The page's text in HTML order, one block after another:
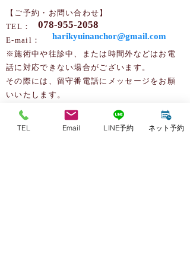
【ご予約・お問い合わせ】
TEL：
​​E-mail：
※施術中や往診中、または時間外などはお電
話に対応できない場合がございます。
その際には、留守番電話にメッセージをお願
いいたします。
後ほど、こちらからご連絡させていただきま
harikyuinanchor@gmail.com
078-955-2058
TEL Email LINE予約 ネット予約